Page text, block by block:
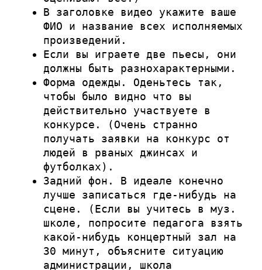
В заголовке видео укажите ваше
ФИО и название всех исполняемых
произведений.
Если вы играете две пьесы, они
должны быть разнохарактерными.
Форма одежды. Оденьтесь так,
чтобы было видно что вы
действительно участвуете в
конкурсе. (Очень странно
получать заявки на конкурс от
людей в рваных джинсах и
футболках).
Задний фон. В идеале конечно
лучше записаться где-нибудь на
сцене. (Если вы учитесь в муз.
школе, попросите педагога взять
какой-нибудь концертный зал на
30 минут, объясните ситуацию
администрации, школа